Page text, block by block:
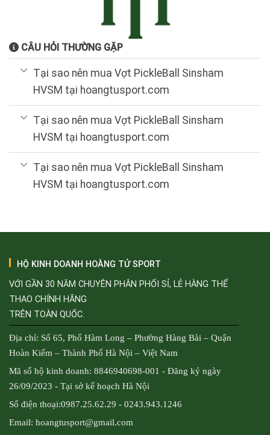
CÂU HỎI THƯỜNG GẶP
Tại sao nên mua Vợt PickleBall Sinsham
HVSM tại hoangtusport.com
Tại sao nên mua Vợt PickleBall Sinsham
HVSM tại hoangtusport.com
Tại sao nên mua Vợt PickleBall Sinsham
HVSM tại hoangtusport.com
HỘ KINH DOANH HOÀNG TỬ SPORT
VỚI GẦN 30 NĂM CHUYÊN PHÂN PHỐI SỈ, LẺ HÀNG THỂ
THAO CHÍNH HÃNG
TRÊN TOÀN QUỐC.
Địa chỉ: Số 65, Phố Hàm Long – Phường Hàng Bài – Quận
Hoàn Kiếm – Thành Phố Hà Nội – Việt Nam
Mã số hộ kinh doanh: 8846940698-001 - Đăng ký ngày
26/09/2023 - Tại sở kế hoạch Hà Nội
Số điện thoại:0987.25.62.29 - 0243.943.1246
Email: hoangtusport@gmail.com